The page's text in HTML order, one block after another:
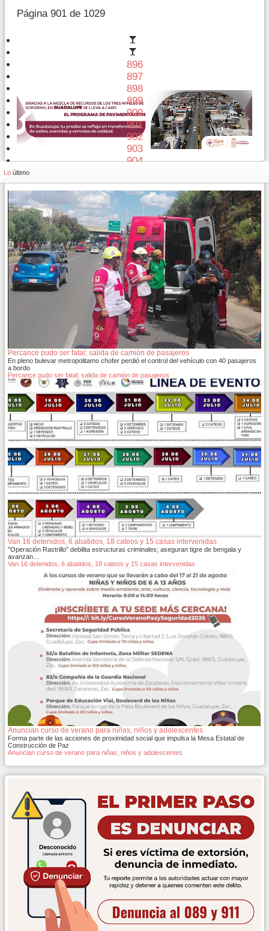
Página 901 de 1029
896
897
898
899
900
901
902
903
904
Lo último
Percance pudo ser fatal; salida de camión de pasajeros
En pleno bulevar metropolitamo chofer perdió el control del vehículo con 40 pasajeros
a bordo
Percance pudo ser fatal; salida de camión de pasajeros
Van 16 detenidos, 6 abatidos, 18 cateos y 15 casas intervenidas
"Operación Rastrillo" debilita estructuras criminales; aseguran tigre de bengala y
avanzan…
Van 16 detenidos, 6 abatidos, 18 cateos y 15 casas intervenidas
Anuncian curso de verano para niñas, niños y adolescentes
Forma parte de las acciones de proximidad social que impulsa la Mesa Estatal de
Construcción de Paz
Anuncian curso de verano para niñas, niños y adolescentes